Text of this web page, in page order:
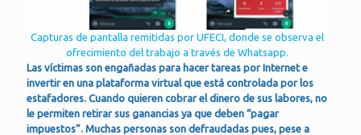
Capturas de pantalla remitidas por UFECI, donde se observa el
ofrecimiento del trabajo a través de Whatsapp.
Las víctimas son engañadas para hacer tareas por Internet e
invertir en una plataforma virtual que está controlada por los
estafadores. Cuando quieren cobrar el dinero de sus labores, no
le permiten retirar sus ganancias ya que deben “pagar
impuestos”. Muchas personas son defraudadas pues, pese a